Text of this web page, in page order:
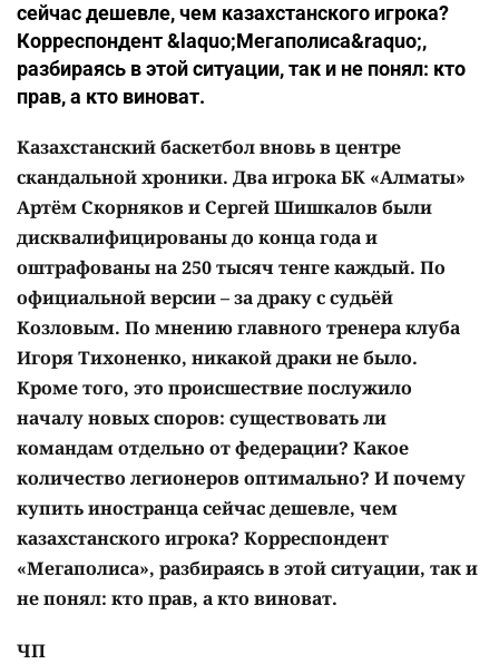
сейчас дешевле, чем казахстанского игрока?
Корреспондент &laquo;Мегаполиса&raquo;,
разбираясь в этой ситуации, так и не понял: кто
прав, а кто виноват.
Казахстанский баскетбол вновь в центре
скандальной хроники. Два игрока БК «Алматы»
Артём Скорняков и Сергей Шишкалов были
дисквалифицированы до конца года и
оштрафованы на 250 тысяч тенге каждый. По
официальной версии – за драку с судьёй
Козловым. По мнению главного тренера клуба
Игоря Тихоненко, никакой драки не было.
Кроме того, это происшествие послужило
началу новых споров: существовать ли
командам отдельно от федерации? Какое
количество легионеров оптимально? И почему
купить иностранца сейчас дешевле, чем
казахстанского игрока? Корреспондент
«Мегаполиса», разбираясь в этой ситуации, так и
не понял: кто прав, а кто виноват.
ЧП